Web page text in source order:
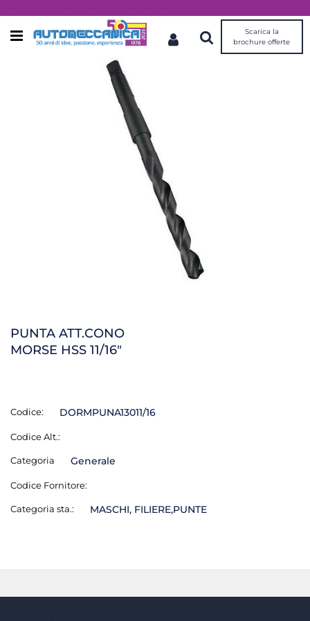
Open menu
Scarica la
brochure offerte
PUNTA ATT.CONO
MORSE HSS 11/16"
Codice: DORMPUNA13011/16
Codice Alt.:
Categoria Generale
Codice Fornitore:
Categoria sta.: MASCHI, FILIERE,PUNTE